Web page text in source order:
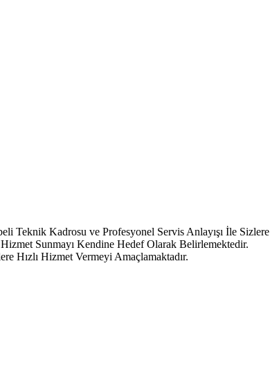
Teknik Kadrosu ve Profesyonel Servis Anlayışı İle Sizlere
Sunmayı Kendine Hedef Olarak Belirlemektedir.
Hızlı Hizmet Vermeyi Amaçlamaktadır.